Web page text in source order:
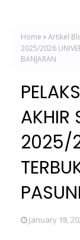
Home Artikel
2025/2026
BANJARAN
AKHIR
2025/
January 18,